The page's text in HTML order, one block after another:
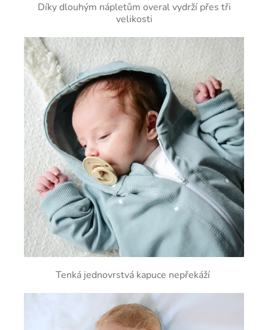
Díky dlouhým nápletům overal vydrží přes tři
velikosti
Tenká jednovrstvá kapuce nepřekáží